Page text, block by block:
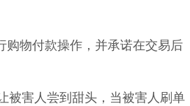
购物付款操作，并承诺在交易后
被害人尝到甜头，当被害人刷单